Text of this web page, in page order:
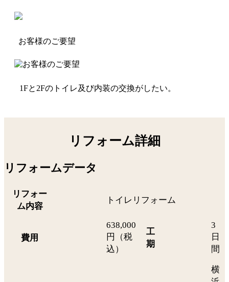
お客様のご要望
1Fと2Fのトイレ及び内装の交換がしたい。
リフォーム詳細
リフォームデータ
リフォー
ム内容
トイレリフォーム
費用
638,000
円（税
込）
工
期
3
日
間
横